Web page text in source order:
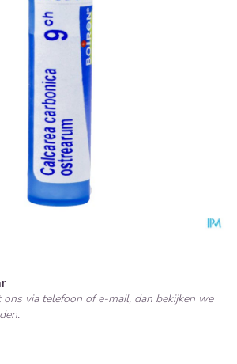
via telefoon of e-mail, dan bekijken we